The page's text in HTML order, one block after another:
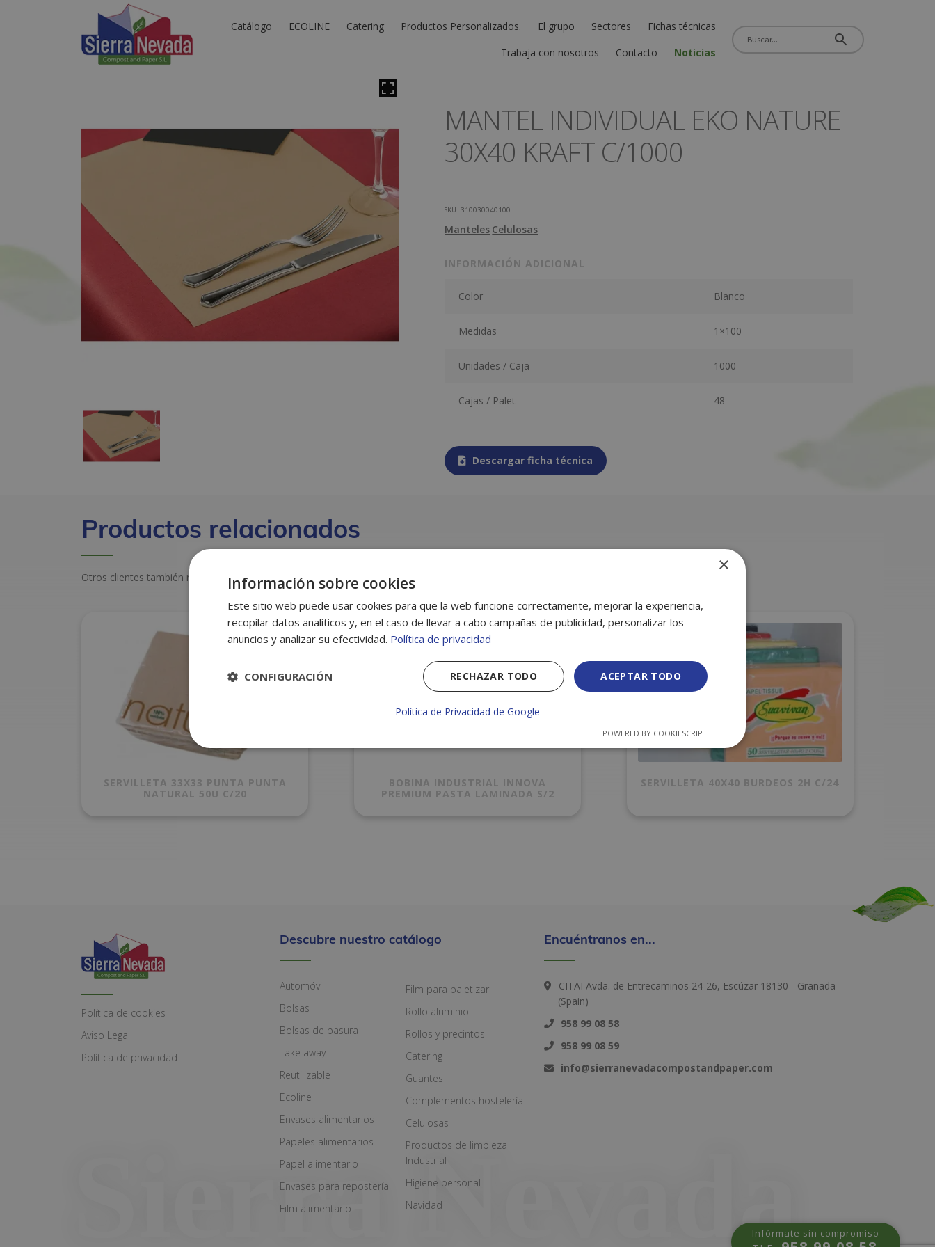
Catálogo ECOLINE Catering Productos Personalizados. El grupo Sectores
Fichas técnicas
Trabaja con nosotros
Contacto Noticias
Infórmate sin compromiso
MANTEL INDIVIDUAL EKO NATURE
30X40 KRAFT C/1000
SKU: 310030040100
Manteles Celulosas
INFORMACIÓN ADICIONAL
Color Blanco
Medidas 1×100
Unidades / Caja 1000
Cajas / Palet 48
Descargar ficha técnica
Productos relacionados
Otros clientes también miraron estos productos
SERVILLETA 33X33 PUNTA PUNTA
NATURAL 50U C/20
BOBINA INDUSTRIAL INNOVA
PREMIUM PASTA LAMINADA S/2
SERVILLETA 40X40 BURDEOS 2H C/24
Política de cookies
Aviso Legal
Política de privacidad
Descubre nuestro catálogo
Automóvil
Bolsas
Bolsas de basura
Take away
Reutilizable
Ecoline
Envases alimentarios
Papeles alimentarios
Papel alimentario
Envases para repostería
Film alimentario
Film para paletizar
Rollo aluminio
Rollos y precintos
Catering
Guantes
Complementos hostelería
Celulosas
Productos de limpieza
Industrial
Higiene personal
Navidad
Encuéntranos en...
CITAI Avda. de Entrecaminos 24-26, Escúzar 18130 - Granada
(Spain)
958 99 08 58
958 99 08 59
info@sierranevadacompostandpaper.com
×
Información sobre cookies
Este sitio web puede usar cookies para que la web funcione correctamente, mejorar la experiencia,
recopilar datos analíticos y, en el caso de llevar a cabo campañas de publicidad, personalizar los
anuncios y analizar su efectividad. Política de privacidad
ACEPTAR TODO
RECHAZAR TODO
CONFIGURACIÓN
Política de Privacidad de Google
POWERED BY COOKIESCRIPT